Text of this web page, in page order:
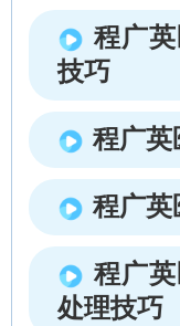
程广
技巧
程广英
程广英
程广
处理技巧